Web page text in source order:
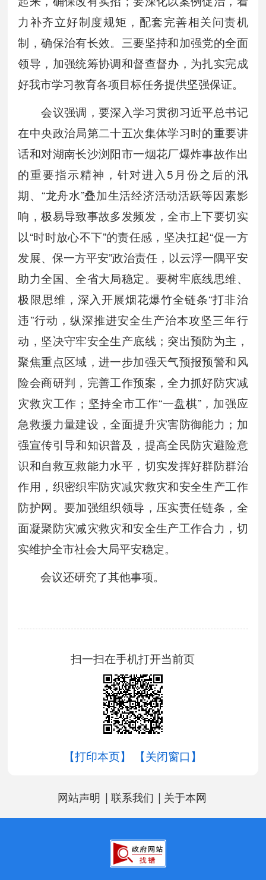
力补齐立好制度规矩，配套完善相关问责机
制，确保治有长效。三要坚持和加强党的全面
领导，加强统筹协调和督查督办，为扎实完成
好我市学习教育各项目标任务提供坚强保证。
会议强调，要深入学习贯彻习近平总书记
在中央政治局第二十五次集体学习时的重要讲
话和对湖南长沙浏阳市一烟花厂爆炸事故作出
的重要指示精神，针对进入5月份之后的汛
期、“龙舟水”叠加生活经济活动活跃等因素影
响，极易导致事故多发频发，全市上下要切实
以“时时放心不下”的责任感，坚决扛起“促一方
发展、保一方平安”政治责任，以云浮一隅平安
助力全国、全省大局稳定。要树牢底线思维、
极限思维，深入开展烟花爆竹全链条“打非治
违”行动，纵深推进安全生产治本攻坚三年行
动，坚决守牢安全生产底线；突出预防为主，
聚焦重点区域，进一步加强天气预报预警和风
险会商研判，完善工作预案，全力抓好防灾减
灾救灾工作；坚持全市工作“一盘棋”，加强应
急救援力量建设，全面提升灾害防御能力；加
强宣传引导和知识普及，提高全民防灾避险意
识和自救互救能力水平，切实发挥好群防群治
作用，织密织牢防灾减灾救灾和安全生产工作
防护网。要加强组织领导，压实责任链条，全
面凝聚防灾减灾救灾和安全生产工作合力，切
实维护全市社会大局平安稳定。
会议还研究了其他事项。
扫一扫在手机打开当前页
【打印本页】 【关闭窗口】
网站声明 | 联系我们 | 关于本网